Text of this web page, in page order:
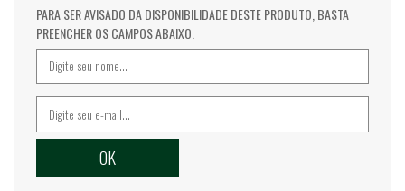
PARA SER AVISADO DA DISPONIBILIDADE DESTE PRODUTO, BASTA
PREENCHER OS CAMPOS ABAIXO.